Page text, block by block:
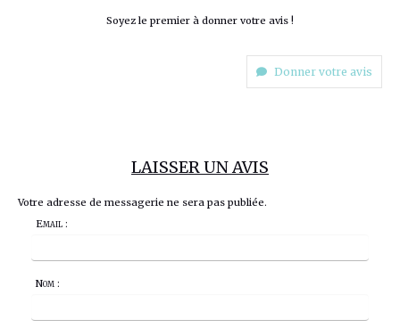
Soyez le premier à donner votre avis !
Donner votre avis
LAISSER UN AVIS
Votre adresse de messagerie ne sera pas publiée.
Email :
Nom :